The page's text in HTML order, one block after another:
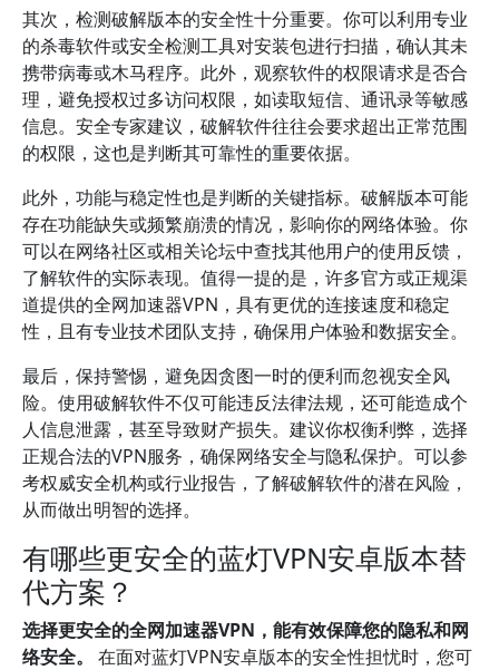
其次，检测破解版本的安全性十分重要。你可以利用专业
的杀毒软件或安全检测工具对安装包进行扫描，确认其未
携带病毒或木马程序。此外，观察软件的权限请求是否合
理，避免授权过多访问权限，如读取短信、通讯录等敏感
信息。安全专家建议，破解软件往往会要求超出正常范围
的权限，这也是判断其可靠性的重要依据。
此外，功能与稳定性也是判断的关键指标。破解版本可能
存在功能缺失或频繁崩溃的情况，影响你的网络体验。你
可以在网络社区或相关论坛中查找其他用户的使用反馈，
了解软件的实际表现。值得一提的是，许多官方或正规渠
道提供的全网加速器VPN，具有更优的连接速度和稳定
性，且有专业技术团队支持，确保用户体验和数据安全。
最后，保持警惕，避免因贪图一时的便利而忽视安全风
险。使用破解软件不仅可能违反法律法规，还可能造成个
人信息泄露，甚至导致财产损失。建议你权衡利弊，选择
正规合法的VPN服务，确保网络安全与隐私保护。可以参
考权威安全机构或行业报告，了解破解软件的潜在风险，
从而做出明智的选择。
有哪些更安全的蓝灯VPN安卓版本替
代方案？
选择更安全的全网加速器VPN，能有效保障您的隐私和网
络安全。
在面对蓝灯VPN安卓版本的安全性担忧时，您可